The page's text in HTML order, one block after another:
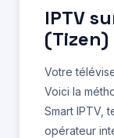
IPTV
(Tizen)
Votre
Voici la
Smart IPTV,
opérateur